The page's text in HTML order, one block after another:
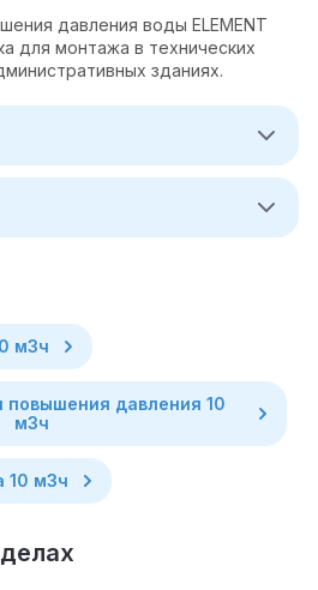
давления воды ELEMENT
для монтажа в технических
зданиях.
м3ч
повышения давления 10
м3ч
10 м3ч